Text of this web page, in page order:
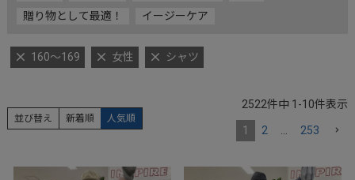
贈り物として最適！
イージーケア
160～169 女性 シャツ
並び替え 新着順 人気順
2522件中 1 -10件表示
1 2 253